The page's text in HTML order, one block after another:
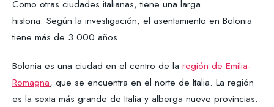
Como otras ciudades italianas, tiene una larga
historia. Según la investigación, el asentamiento en Bolonia
tiene más de 3.000 años.
Bolonia es una ciudad en el centro de la región de Emilia-
Romagna, que se encuentra en el norte de Italia. La región
es la sexta más grande de Italia y alberga nueve provincias.